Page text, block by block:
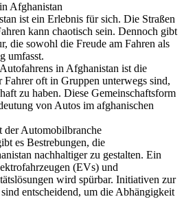
Afghanistan
ist ein Erlebnis für sich. Die Straßen
kann chaotisch sein. Dennoch gibt
die sowohl die Freude am Fahren als
umfasst.
in Afghanistan ist die
oft in Gruppen unterwegs sind,
zu haben. Diese Gemeinschaftsform
von Autos im afghanischen
Automobilbranche
es Bestrebungen, die
nachhaltiger zu gestalten. Ein
(EVs) und
wird spürbar. Initiativen zur
entscheidend, um die Abhängigkeit